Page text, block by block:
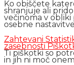
Ko obiščete
shranjuje ali
večinoma v obliki
osebne
Zahtevani
zasebnosti
Ti piškotki so
in jih ni moč